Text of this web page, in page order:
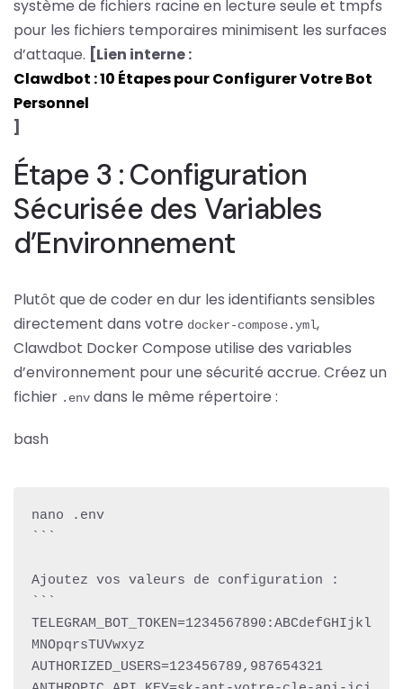
système de fichiers racine en lecture seule et tmpfs
pour les fichiers temporaires minimisent les surfaces
d’attaque. [Lien interne :
Clawdbot : 10 Étapes pour Configurer Votre Bot
Personnel
]
Étape 3 : Configuration
Sécurisée des Variables
d’Environnement
Plutôt que de coder en dur les identifiants sensibles
directement dans votre docker-compose.yml,
Clawdbot Docker Compose utilise des variables
d’environnement pour une sécurité accrue. Créez un
fichier .env dans le même répertoire :
bash
nano .env
```
Ajoutez vos valeurs de configuration :
```
TELEGRAM_BOT_TOKEN=1234567890:ABCdefGHIjkl
MNOpqrsTUVwxyz
AUTHORIZED_USERS=123456789,987654321